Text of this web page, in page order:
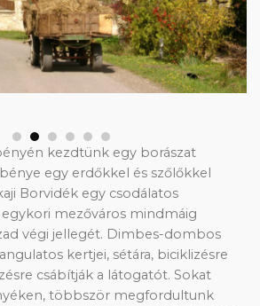
kezdtünk egy borászat
egy erdőkkel és szőlőkkel
Borvidék egy csodálatos
mezőváros mindmáig
végi jellegét. Dimbes-dombos
kertjei, sétára, biciklizésre
csábítják a látogatót. Sokat
többször megfordultunk